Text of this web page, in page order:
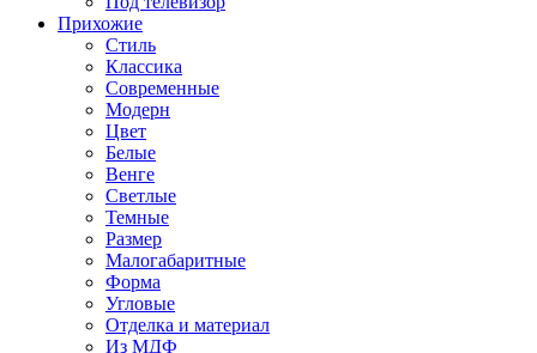
Прихожие
Стиль
Классика
Современные
Модерн
Цвет
Белые
Венге
Светлые
Темные
Размер
Малогабаритные
Форма
Угловые
Отделка и материал
Из МДФ